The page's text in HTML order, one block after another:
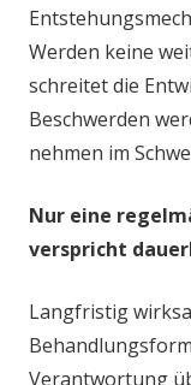
Werden keine
schreitet die
Beschwerden
nehmen im
Nur eine
verspricht
Langfristig
Verantwortung